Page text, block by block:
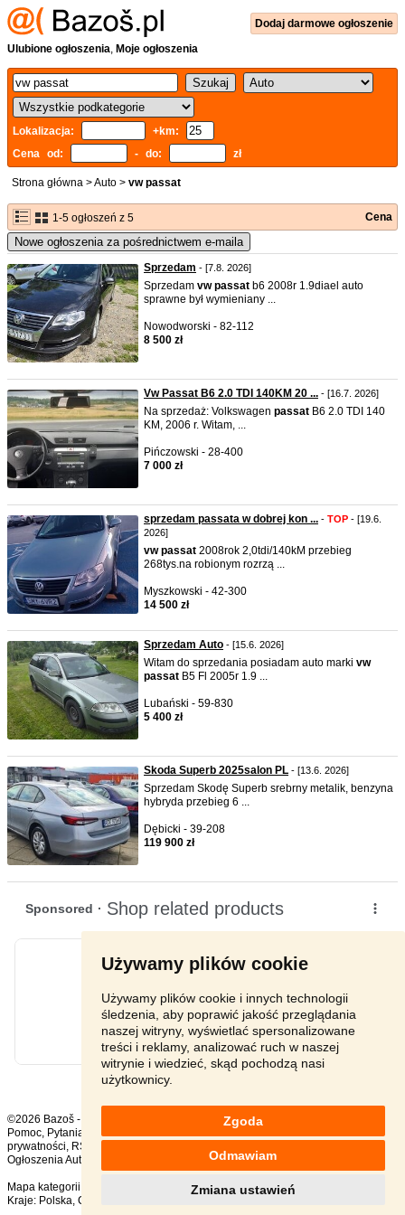
Używamy plików cookie
Używamy plików cookie i innych technologii
śledzenia, aby poprawić jakość przeglądania
naszej witryny, wyświetlać spersonalizowane
treści i reklamy, analizować ruch w naszej
witrynie i wiedzieć, skąd pochodzą nasi
użytkownicy.
Zgoda
Odmawiam
Zmiana ustawień
Dodaj darmowe ogłoszenie
Ulubione ogłoszenia, Moje ogłoszenia
Lokalizacja:
+km:
Cena od:
- do: zł
Strona główna >Auto > vw passat
1-5 ogłoszeń z 5 Cena
Nowe ogłoszenia za pośrednictwem e-maila
Sprzedam - [7.8. 2026]
Sprzedam vw passat b6 2008r 1.9diael auto
sprawne był wymieniany ...
Nowodworski - 82-112
8 500 zł
Vw Passat B6 2.0 TDI 140KM 20 ... - [16.7. 2026]
Na sprzedaż: Volkswagen passat B6 2.0 TDI 140
KM, 2006 r. Witam, ...
Pińczowski - 28-400
7 000 zł
sprzedam passata w dobrej kon ... - TOP - [19.6.
2026]
vw passat 2008rok 2,0tdi/140kM przebieg
268tys.na robionym rozrzą ...
Myszkowski - 42-300
14 500 zł
Sprzedam Auto - [15.6. 2026]
Witam do sprzedania posiadam auto marki vw
passat B5 Fl 2005r 1.9 ...
Lubański - 59-830
5 400 zł
Skoda Superb 2025salon PL - [13.6. 2026]
Sprzedam Skodę Superb srebrny metalik, benzyna
hybryda przebieg 6 ...
Dębicki - 39-208
119 900 zł
©2026 Bazoš -
Pomoc, Pytania Komentarze
prywatności, RSS
Ogłoszenia Auto ogółem:
, w ciągu 24 godzin:30
Mapa kategorii
Popularne wyszukiwania
Kraje: Polska, Czechy